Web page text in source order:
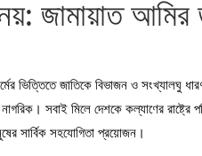
জামায়াত
ভিত্তিতে জাতিকে বিভাজন ও সংখ্যালঘু
সবাই মিলে দেশকে কল্যাণের
সার্বিক সহযোগিতা প্রয়োজন।